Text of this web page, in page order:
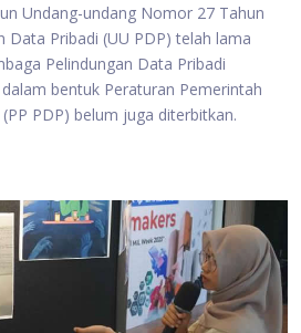
Undang-undang Nomor 27 Tahun
Data Pribadi (UU PDP) telah lama
Pelindungan Data Pribadi
bentuk Peraturan Pemerintah
PDP) belum juga diterbitkan.